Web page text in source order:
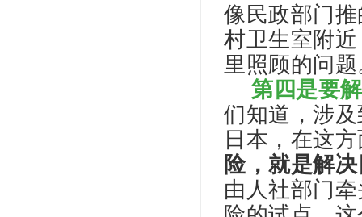
像民政部门
村卫生室附
里照顾的问
第四是要
们知道，涉
日本，在这
险，就是解
由人社部门